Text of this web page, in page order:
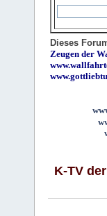
Dieses
Zeugen der
K-TV